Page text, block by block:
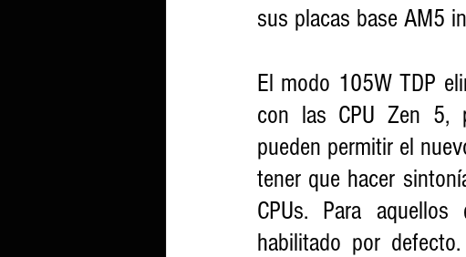
sus placas base AM5
El modo 105W TDP
con las CPU Zen 5,
pueden permitir el
tener que hacer
CPUs. Para
habilitado por